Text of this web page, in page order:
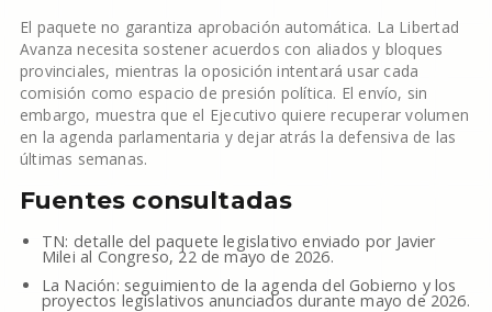
El paquete no garantiza aprobación automática. La Libertad
Avanza necesita sostener acuerdos con aliados y bloques
provinciales, mientras la oposición intentará usar cada
comisión como espacio de presión política. El envío, sin
embargo, muestra que el Ejecutivo quiere recuperar volumen
en la agenda parlamentaria y dejar atrás la defensiva de las
últimas semanas.
Fuentes consultadas
TN: detalle del paquete legislativo enviado por Javier
Milei al Congreso, 22 de mayo de 2026.
La Nación: seguimiento de la agenda del Gobierno y los
proyectos legislativos anunciados durante mayo de 2026.